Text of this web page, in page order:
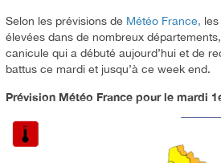
Selon les prévisions de Météo France,
élevées dans de nombreux
canicule qui a débuté aujourd’hui et de
battus ce mardi et jusqu’à ce week end.
Prévision Météo France pour le mardi